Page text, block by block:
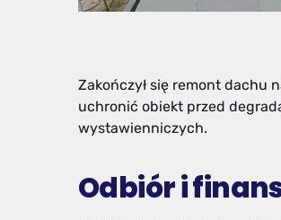
Zakończył się remont dachu
uchronić obiekt przed
wystawienniczych.
Odbiór i